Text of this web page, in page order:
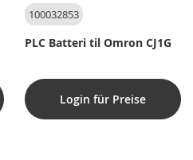
100032853
PLC Batteri til Omron CJ1G
Login für Preise